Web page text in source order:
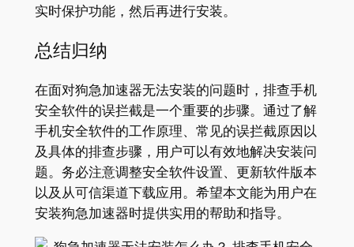
实时保护功能，然后再进行安装。
总结归纳
在面对狗急加速器无法安装的问题时，排查手机
安全软件的误拦截是一个重要的步骤。通过了解
手机安全软件的工作原理、常见的误拦截原因以
及具体的排查步骤，用户可以有效地解决安装问
题。务必注意调整安全软件设置、更新软件版本
以及从可信渠道下载应用。希望本文能为用户在
安装狗急加速器时提供实用的帮助和指导。